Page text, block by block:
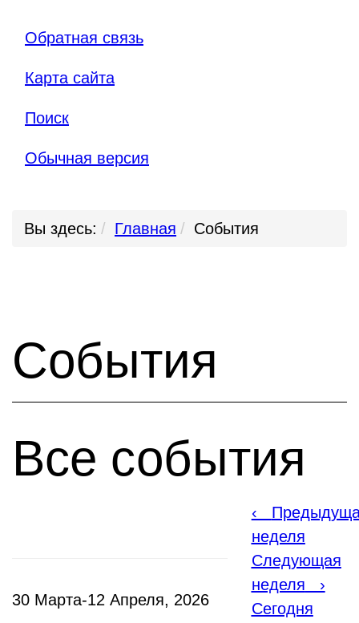
Обратная связь
Карта сайта
Поиск
Обычная версия
Вы здесь: Главная События
События
Все события
30 Марта-12 Апреля, 2026
‹
неделя
Следующая
неделя ›
Сегодня